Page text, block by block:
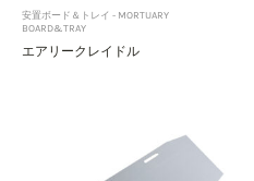
安置ボード＆トレイ - MORTUARY
BOARD&TRAY
エアリークレイドル